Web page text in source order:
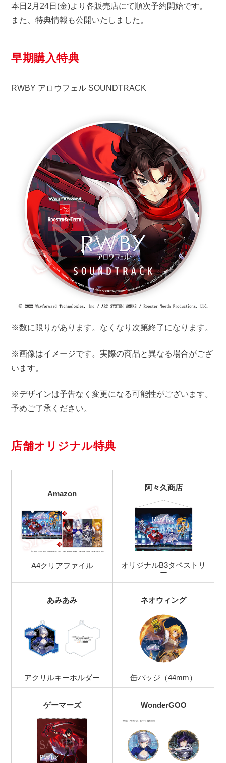
本日2月24日(金)より各販売店にて順次予約開始です。
また、特典情報も公開いたしました。
早期購入特典
RWBY アロウフェル SOUNDTRACK
※数に限りがあります。なくなり次第終了になります。
※画像はイメージです。実際の商品と異なる場合がござ
います。
※デザインは予告なく変更になる可能性がございます。
予めご了承ください。
店舗オリジナル特典
Amazon
A4クリアファイル
阿々久商店
オリジナルB3タペストリ
ー
あみあみ
アクリルキーホルダー
ネオウィング
缶バッジ（44mm）
ゲーマーズ WonderGOO